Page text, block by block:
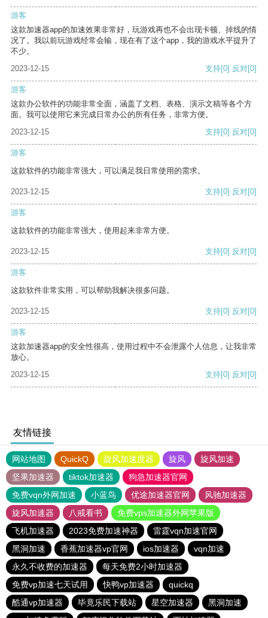
游客
这款加速器app的加速效果非常好，玩游戏再也不会出现卡顿、掉线的情
况了。我以前玩游戏经常会输，现在有了这个app，我的游戏水平提升了
不少。
2023-12-15
支持[0] 反对[0]
游客
这款办公软件的功能非常全面，涵盖了文档、表格、演示文稿等各个方
面。我可以使用它来完成日常办公的所有任务，非常方便。
2023-12-15
支持[0] 反对[0]
游客
这款软件的功能非常强大，可以满足我日常使用的需求。
2023-12-15 支持[0] 反对[0]
游客
这款软件的功能非常强大，使用起来非常方便。
2023-12-15 支持[0] 反对[0]
游客
这款软件非常实用，可以帮助我解决很多问题。
2023-12-15 支持[0] 反对[0]
游客
这款加速器app的安全性很高，使用过程中不会泄露个人信息，让我非常
放心。
2023-12-15
支持[0] 反对[0]
友情链接
网站地图 QuickQ 旋风加速度器 旋风
旋风加速
坚果加速器
tiktok加速器
狗急加速器官网
免费vqn外网加速
小蓝鸟 优途加速器官网
风驰加速器
旋风加速器
八戒看书
免费vps加速器外网苹果版
飞机加速器
2023免费加速神器
雷霆vqn加速官网
黑洞加速
香蕉加速器vp官网 ios加速器
vqn加速
永久不收费的加速器
每天免费2小时加速器
免费vp加速七天试用
快鸭vp加速器
quickq
酷通vp加速器
毕竟乐民下载站 星空加速器
黑洞加速